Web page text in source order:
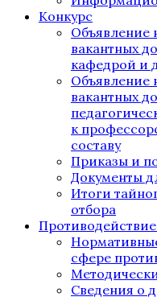
Конкурс
Объявление
вакантных
кафедрой и
Объявление
вакантных
к
составу
Приказы и
Документы
Итоги
отбора
сфере
Сведения о